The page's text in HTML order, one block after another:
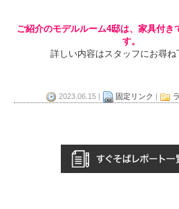
ご紹介のモデルルーム4邸は、家具付き
す。
詳しい内容はスタッフにお尋ね
2023.06.15 | 固定リンク |